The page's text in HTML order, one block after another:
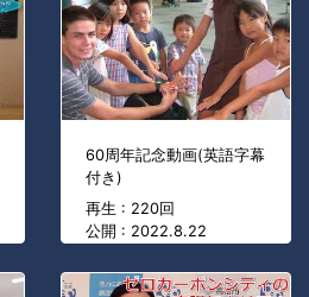
60周年記念動画(英語字幕
付き)
再生 : 220回
公開 : 2022.8.22